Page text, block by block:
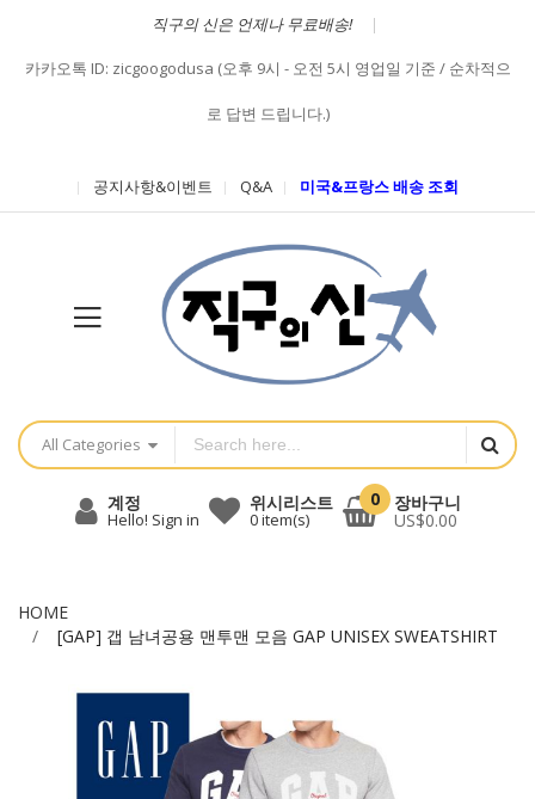
직구의 신은 언제나 무료배송!
카카오톡 ID: zicgoogodusa (오후 9시 - 오전 5시 영업일 기준 / 순차적으
로 답변 드립니다.)
공지사항&이벤트 Q&A 미국&프랑스 배송 조회
All Categories
계정
Hello! Sign in
위시리스트
0item(s)
0 장바구니
US$0.00
HOME
[GAP] 갭 남녀공용 맨투맨 모음 GAP UNISEX SWEATSHIRT